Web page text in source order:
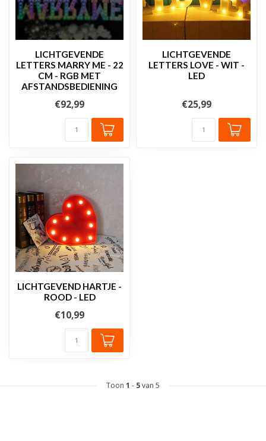
LICHTGEVENDE
LETTERS MARRY ME - 22
CM - RGB MET
AFSTANDSBEDIENING
€92,99
LICHTGEVENDE
LETTERS LOVE - WIT -
LED
€25,99
LICHTGEVEND HARTJE -
ROOD - LED
€10,99
Toon 1 - 5van 5